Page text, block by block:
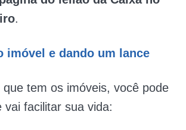
.
imóvel e dando um lance
que tem os imóveis, você pode
vai facilitar sua vida: